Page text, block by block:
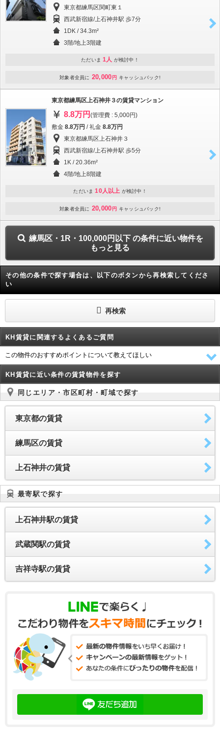
東京都練馬区関町東１
西武新宿線/上石神井駅 歩7分
1DK / 34.3m²
3階/地上3階建
ただいま 1人 が検討中！
対象者全員に 20,000 円 キャッシュバック!
東京都練馬区上石神井３の賃貸マンション
8.8万円 (管理費 : 5,000円)
敷金 8.8万円 / 礼金 8.8万円
東京都練馬区上石神井３
西武新宿線/上石神井駅 歩5分
1K / 20.36m²
4階/地上8階建
ただいま 10人以上 が検討中！
対象者全員に 20,000 円 キャッシュバック!
練馬区・1R・100,000円以下 の条件に近い物件を
もっと見る
その他の条件で探す場合は、以下のボタンから再検索してくださ
い
再検索
KH賃貸に関連するよくあるご質問
この物件のおすすめポイントについて教えてほしい
KH賃貸に近い条件の賃貸物件を探す
同じエリア・市区町村・町域で探す
東京都の賃貸
練馬区の賃貸
上石神井の賃貸
最寄駅で探す
上石神井駅の賃貸
武蔵関駅の賃貸
吉祥寺駅の賃貸